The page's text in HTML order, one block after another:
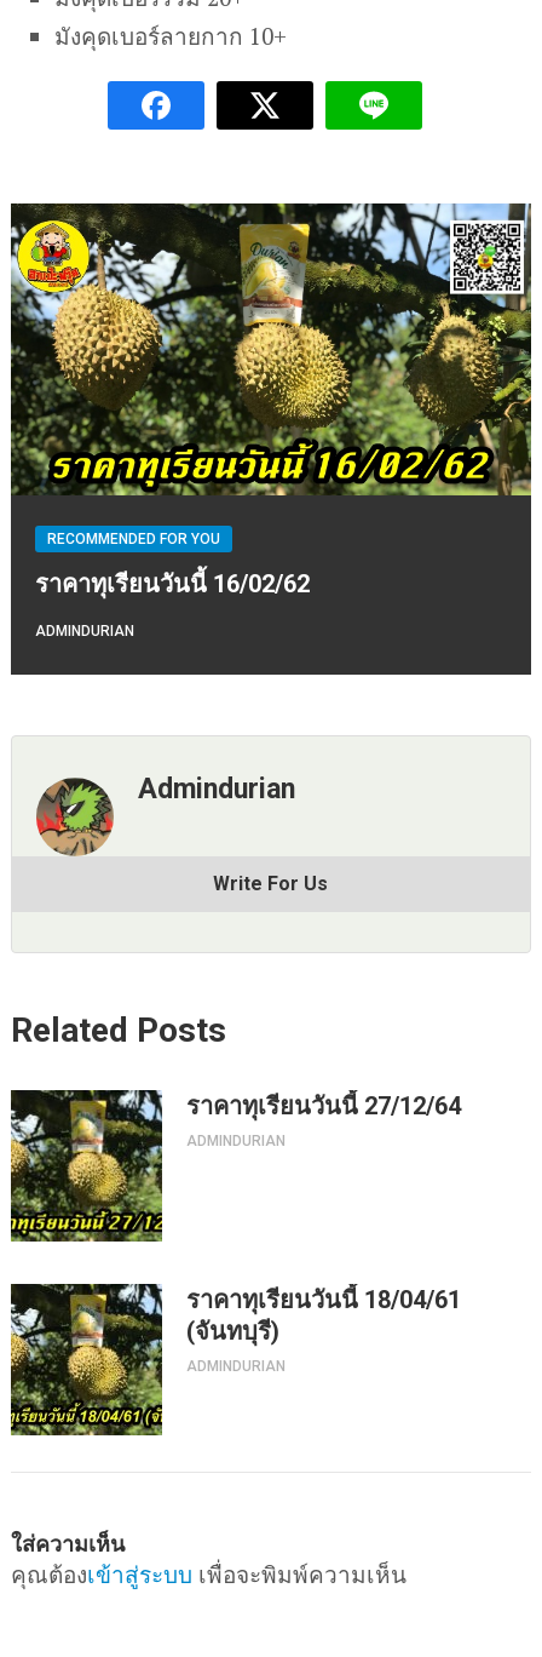
มังคุดเบอร์ลายกาก 10+
RECOMMENDED FOR YOU
ราคาทุเรียนวันนี้ 16/02/62
ADMINDURIAN
Admindurian
Write For Us
Related Posts
ราคาทุเรียนวันนี้ 27/12/64
ADMINDURIAN
ราคาทุเรียนวันนี้ 18/04/61
(จันทบุรี)
ADMINDURIAN
ใส่ความเห็น
คุณต้องเข้าสู่ระบบ เพื่อจะพิมพ์ความเห็น